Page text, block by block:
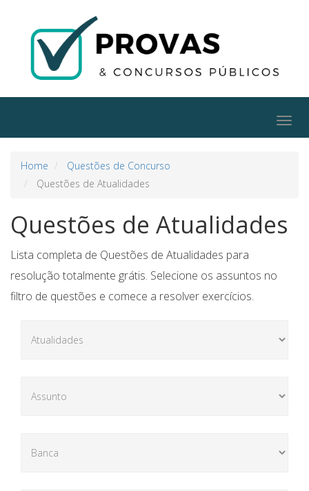
Home
Questões de Concurso
Questões de Atualidades
Questões de Atualidades
Lista completa de Questões de Atualidades para
resolução totalmente grátis. Selecione os assuntos no
filtro de questões e comece a resolver exercícios.